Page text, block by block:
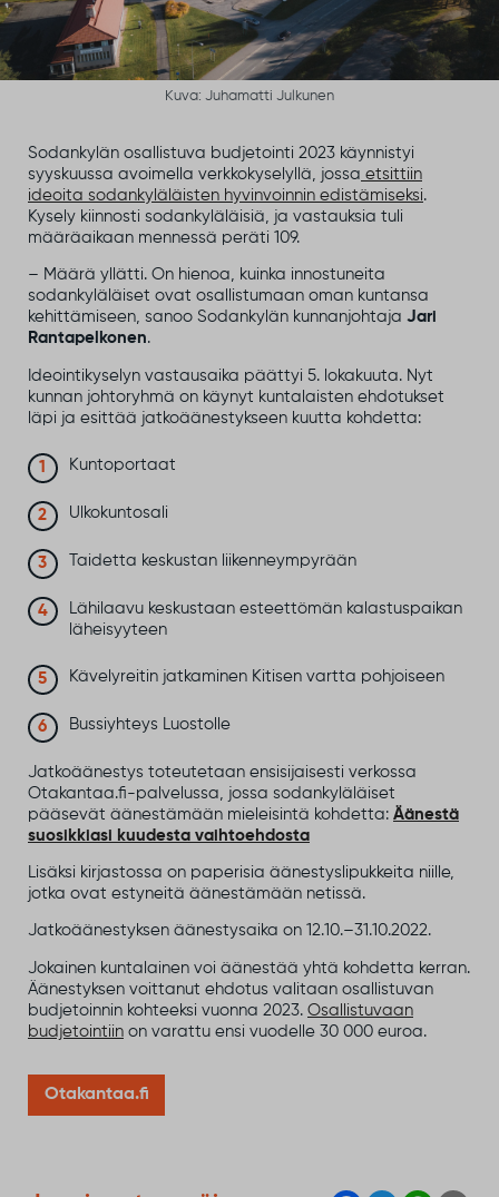
Kuva: Juhamatti Julkunen
Sodankylän osallistuva budjetointi 2023 käynnistyi
syyskuussa avoimella verkkokyselyllä, jossa etsittiin
ideoita sodankyläläisten hyvinvoinnin edistämiseksi.
Kysely kiinnosti sodankyläläisiä, ja vastauksia tuli
määräaikaan mennessä peräti 109.
– Määrä yllätti. On hienoa, kuinka innostuneita
sodankyläläiset ovat osallistumaan oman kuntansa
kehittämiseen, sanoo Sodankylän kunnanjohtaja Jari
Rantapelkonen.
Ideointikyselyn vastausaika päättyi 5. lokakuuta. Nyt
kunnan johtoryhmä on käynyt kuntalaisten ehdotukset
läpi ja esittää jatkoäänestykseen kuutta kohdetta:
Kuntoportaat
Ulkokuntosali
Taidetta keskustan liikenneympyrään
Lähilaavu keskustaan esteettömän kalastuspaikan
läheisyyteen
Kävelyreitin jatkaminen Kitisen vartta pohjoiseen
Bussiyhteys Luostolle
Jatkoäänestys toteutetaan ensisijaisesti verkossa
Otakantaa.fi-palvelussa, jossa sodankyläläiset
pääsevät äänestämään mieleisintä kohdetta: Äänestä
suosikkiasi kuudesta vaihtoehdosta
Lisäksi kirjastossa on paperisia äänestyslipukkeita niille,
jotka ovat estyneitä äänestämään netissä.
Jatkoäänestyksen äänestysaika on 12.10.–31.10.2022.
Jokainen kuntalainen voi äänestää yhtä kohdetta kerran.
Äänestyksen voittanut ehdotus valitaan osallistuvan
budjetoinnin kohteeksi vuonna 2023. Osallistuvaan
budjetointiin on varattu ensi vuodelle 30 000 euroa.
Otakantaa.fi